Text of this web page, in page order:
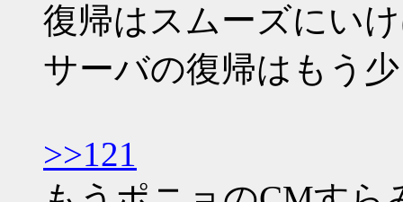
復帰はスムーズにい
サーバの復帰はもう
>>121